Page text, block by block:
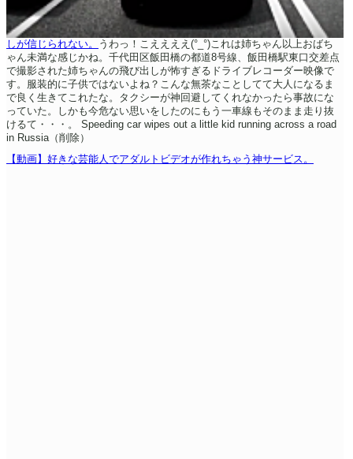
しが信じられない。
うわっ！こええええ(°_°)これは姉ちゃん以上おばち
ゃん未満な感じかね。千代田区飯田橋の都道8号線、飯田橋駅東口交差点
で撮影された姉ちゃんの飛び出しが怖すぎるドライブレコーダー映像で
す。服装的に子供ではないよね？こんな無茶なことしてて大人になるま
で良く生きてこれたな。タクシーが神回避してくれなかったら事故にな
っていた。しかも今危ない思いをしたのにもう一車線もそのまま走り抜
けるて・・・。
Speeding car wipes out a little kid running across a road
in Russia（削除）
【動画】好きな芸能人でアダルトビデオが作れちゃう神サービス。